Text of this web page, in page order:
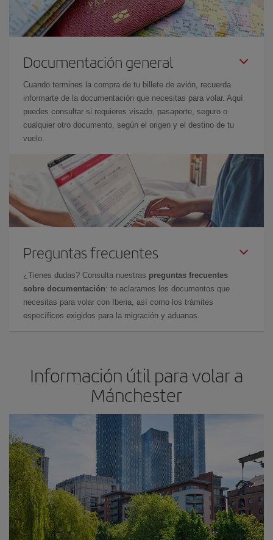
Documentación general
Cuando termines la compra de tu billete de avión, recuerda
informarte de la documentación que necesitas para volar. Aquí
puedes consultar si requieres visado, pasaporte, seguro o
cualquier otro documento, según el origen y el destino de tu
vuelo.
Preguntas frecuentes
¿Tienes dudas? Consulta nuestras preguntas frecuentes
sobre documentación: te aclaramos los documentos que
necesitas para volar con Iberia, así como los trámites
específicos exigidos para la migración y aduanas.
Información útil para volar a
Mánchester